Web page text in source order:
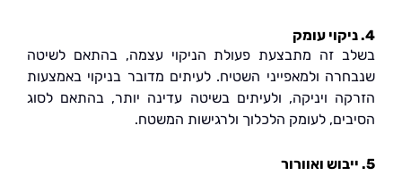
זה מתבצעת פעולת הניקוי עצמה, בהתאם לשיטה
ולמאפייני השטיח. לעיתים מדובר בניקוי באמצעות
ויניקה, ולעיתים בשיטה עדינה יותר, בהתאם לסוג
לעומק הלכלוך ולרגישות המשטח.